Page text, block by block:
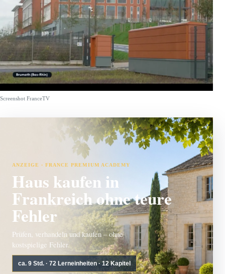
Screenshot FranceTV
ANZEIGE · FRANCE PREMIUM ACADEMY
Haus kaufen in
Frankreich ohne teure
Fehler
Prüfen, verhandeln und kaufen – ohne
kostspielige Fehler.
ca. 9 Std. · 72 Lerneinheiten · 12 Kapitel